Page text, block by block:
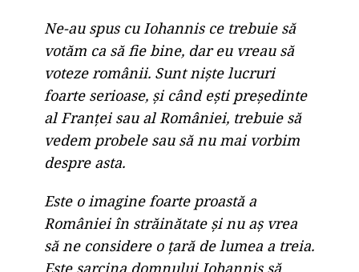
Ne-au spus cu Iohannis ce trebuie să
votăm ca să fie bine, dar eu vreau să
voteze românii. Sunt niște lucruri
foarte serioase, și când ești președinte
al Franței sau al României, trebuie să
vedem probele sau să nu mai vorbim
despre asta.
Este o imagine foarte proastă a
României în străinătate și nu aș vrea
să ne considere o țară de lumea a treia.
Este sarcina domnului Iohannis să